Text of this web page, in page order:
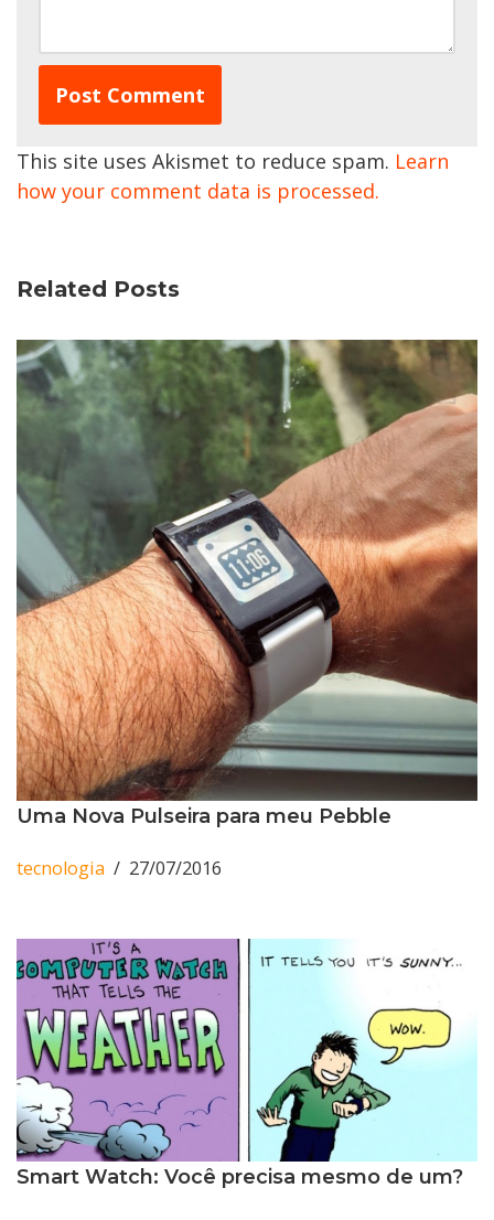
This site uses Akismet to reduce spam. Learn
how your comment data is processed.
Related Posts
Uma Nova Pulseira para meu Pebble
tecnologia 27/07/2016
Smart Watch: Você precisa mesmo de um?